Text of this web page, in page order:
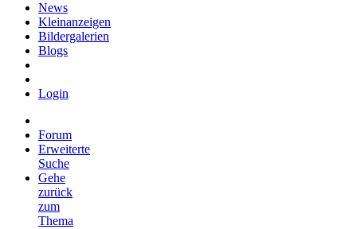
News
Kleinanzeigen
Bildergalerien
Blogs
Login
Forum
Erweiterte
Suche
Gehe
zurück
zum
Thema